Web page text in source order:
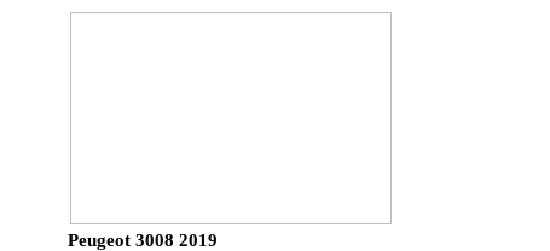
Peugeot 3008 2019